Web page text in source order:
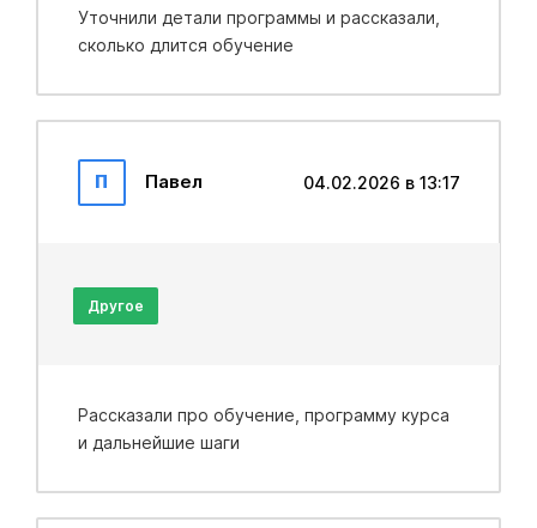
Уточнили детали программы и рассказали,
сколько длится обучение
П Павел 04.02.2026 в 13:17
Другое
Рассказали про обучение, программу курса
и дальнейшие шаги